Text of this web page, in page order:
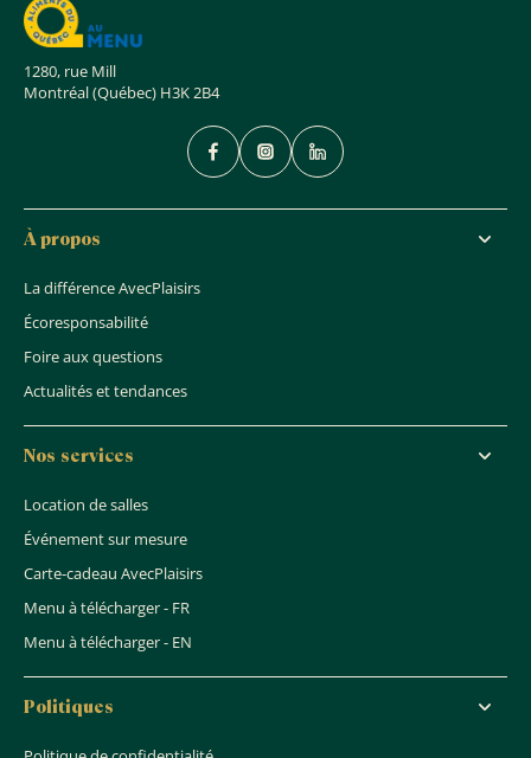
1280, rue Mill
Montréal (Québec) H3K 2B4
À propos
La différence AvecPlaisirs
Écoresponsabilité
Foire aux questions
Actualités et tendances
Nos services
Location de salles
Événement sur mesure
Carte-cadeau AvecPlaisirs
Menu à télécharger - FR
Menu à télécharger - EN
Politiques